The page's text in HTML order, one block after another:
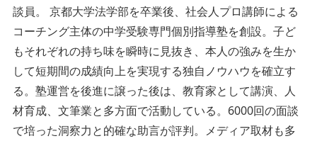
談員。 京都大学法学部を卒業後、社会人プロ講師による
コーチング主体の中学受験専門個別指導塾を創設。子ど
もそれぞれの持ち味を瞬時に見抜き、本人の強みを生か
して短期間の成績向上を実現する独自ノウハウを確立す
る。塾運営を後進に譲った後は、教育家として講演、人
材育成、文筆業と多方面で活動している。6000回の面談
で培った洞察力と的確な助言が評判。メディア取材も多